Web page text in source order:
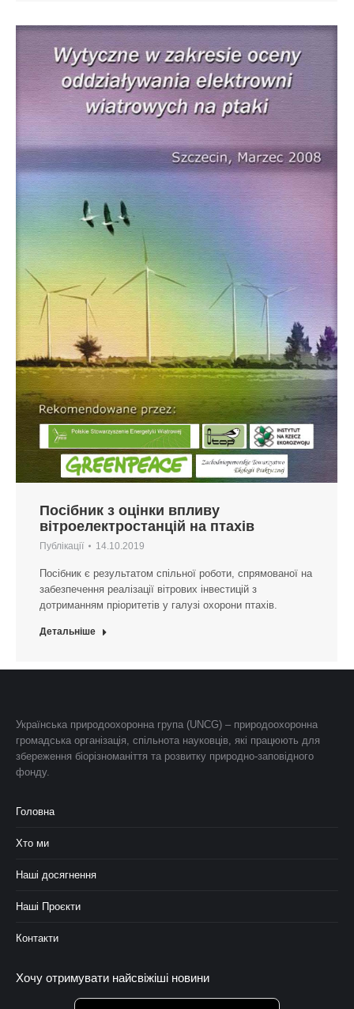
Посібник з оцінки впливу
вітроелектростанцій на птахів
Публікації 14.10.2019
Посібник є результатом спільної роботи, спрямованої на
забезпечення реалізації вітрових інвестицій з
дотриманням пріоритетів у галузі охорони птахів.
Детальніше
Українська природоохоронна група (UNCG) – природоохоронна
громадська організація, спільнота науковців, які працюють для
збереження біорізноманіття та розвитку природно-заповідного
фонду.
Головна
Хто ми
Наші досягнення
Наші Проєкти
Контакти
Хочу отримувати найсвіжіші новини